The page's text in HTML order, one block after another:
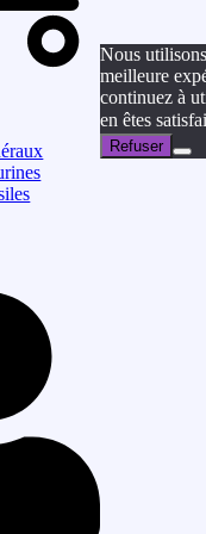
Nous
meilleure
continuez à
en êtes
Refuser